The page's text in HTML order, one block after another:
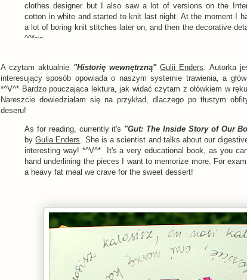
clothes designer but I also saw a lot of versions on the
cotton in white and started to knit last night. At the moment I
a lot of boring knit stitches later on, and then the decorative
^^*~~
A czytam aktualnie "Historię wewnętrzną" Gulii Enders . Autorka
interesujący sposób opowiada o naszym systemie trawienia, a
*^V^* Bardzo pouczająca lektura, jak widać czytam z ołówkiem w
Nareszcie dowiedziałam się na przykład, dlaczego po tłustym
deseru!
As for reading, currently it's "Gut: The Inside Story of Our
byGulia Enders . She is a scientist and talks about our
interesting way! *^V^* It's a very educational book, as you
hand underlining the pieces I want to memorize more. For
a heavy fat meal we crave for the sweet dessert!